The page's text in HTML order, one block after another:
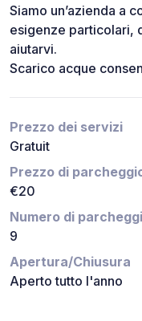
Siamo un’azienda a
esigenze particolari,
aiutarvi.
Scarico acque
Prezzo dei servizi
Gratuit
Prezzo di
€20
Numero di parcheggi
9
Apertura/Chiusura
Aperto tutto l'anno